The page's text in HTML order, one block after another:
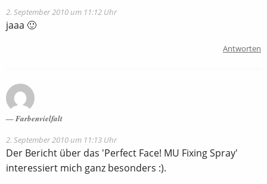
2. September 2010 um 11:12 Uhr
jaaa 🙂
Antworten
Farbenvielfalt
2. September 2010 um 11:13 Uhr
Der Bericht über das 'Perfect Face! MU Fixing Spray'
interessiert mich ganz besonders :).